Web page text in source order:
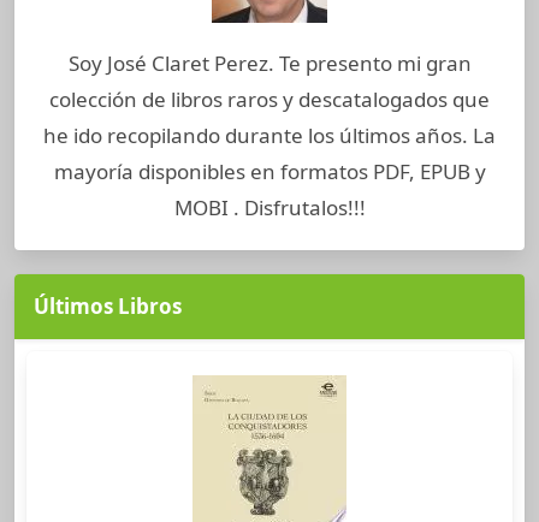
Soy José Claret Perez. Te presento mi gran
colección de libros raros y descatalogados que
he ido recopilando durante los últimos años. La
mayoría disponibles en formatos PDF, EPUB y
MOBI . Disfrutalos!!!
Últimos Libros